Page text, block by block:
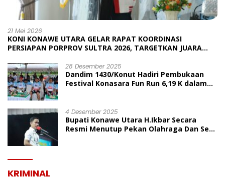
21 Mei 2026
KONI KONAWE UTARA GELAR RAPAT KOORDINASI
PERSIAPAN PORPROV SULTRA 2026, TARGETKAN JUARA
28 Desember 2025
Dandim 1430/Konut Hadiri Pembukaan
Festival Konasara Fun Run 6,19 K dalam
4 Desember 2025
Bupati Konawe Utara H.Ikbar Secara
Resmi Menutup Pekan Olahraga Dan Seni
KRIMINAL